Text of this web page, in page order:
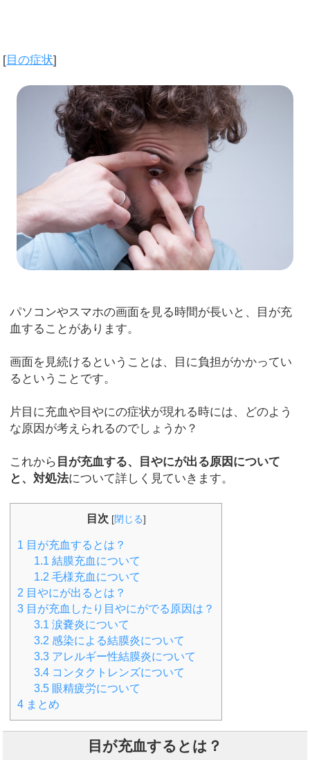
[目の症状]
パソコンやスマホの画面を見る時間が長いと、目が充
血することがあります。
画面を見続けるということは、目に負担がかかってい
るということです。
片目に充血や目やにの症状が現れる時には、どのよう
な原因が考えられるのでしょうか？
これから 目が充血する、目やにが出る原因について
と、対処法について詳しく見ていきます。
目次 [閉じる]
1 目が充血するとは？
1.1 結膜充血について
1.2 毛様充血について
2 目やにが出るとは？
3 目が充血したり目やにがでる原因は？
3.1 涙嚢炎について
3.2 感染による結膜炎について
3.3アレルギー性結膜炎について
3.4コンタクトレンズについて
3.5眼精疲労について
4 まとめ
目が充血するとは？